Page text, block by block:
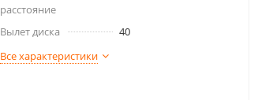
расстояние
Вылет диска
40
Все характеристики